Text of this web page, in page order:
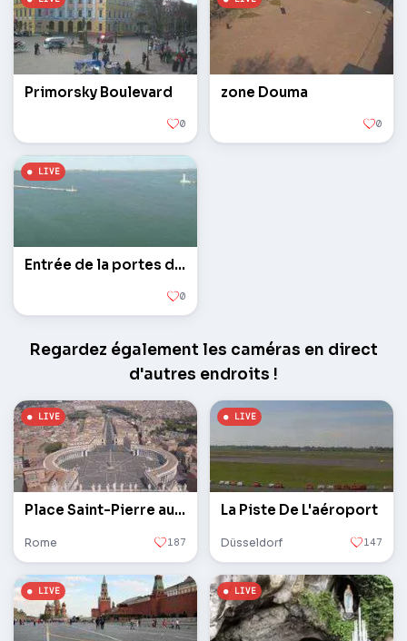
Primorsky Boulevard
0
zone Douma
0
Entrée de la portes du port Vorontsovskie
0
Regardez également les caméras en direct
d'autres endroits !
Place Saint-Pierre au Vatican
Rome 187
La Piste De L'aéroport
Düsseldorf 147